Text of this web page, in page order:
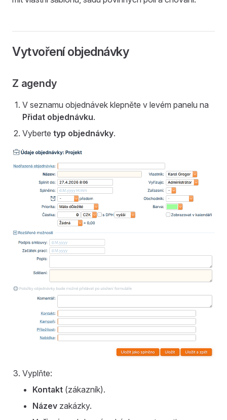
Vytvoření objednávky
Z agendy
V seznamu objednávek klepněte v levém panelu na
Přidat objednávku.
Vyberte typ objednávky.
Vyplňte:
Kontakt (zákazník).
Název zakázky.